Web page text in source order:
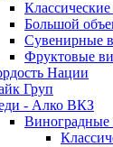
Большой
Сувенирные
Фруктовые
Нации
Груп
- Алко ВКЗ
Виноградные